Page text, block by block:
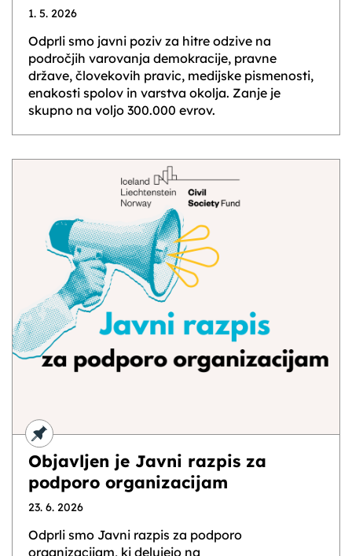
1. 5. 2026
Odprli smo javni poziv za hitre odzive na
področjih varovanja demokracije, pravne
države, človekovih pravic, medijske pismenosti,
enakosti spolov in varstva okolja. Zanje je
skupno na voljo 300.000 evrov.
Objavljen je Javni razpis za
podporo organizacijam
23. 6. 2026
Odprli smo Javni razpis za podporo
organizacijam, ki delujejo na